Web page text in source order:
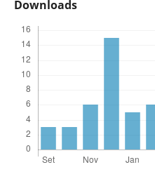
Downloads